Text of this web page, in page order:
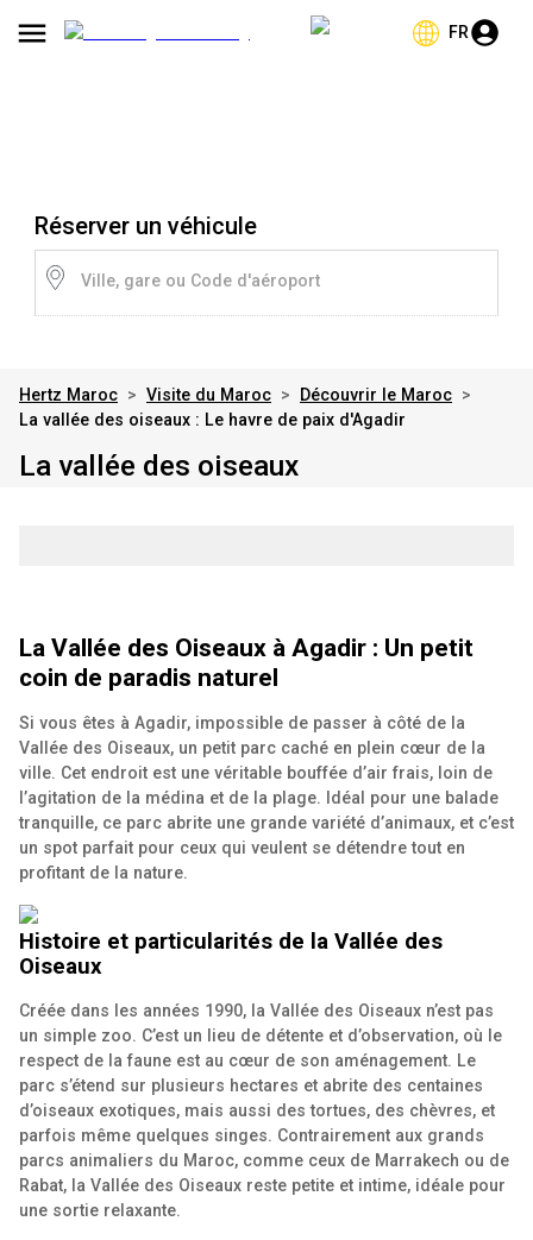
FR
Réserver un véhicule
Ville, gare ou Code d'aéroport
Hertz Maroc > Visite du Maroc > Découvrir le Maroc >
La vallée des oiseaux : Le havre de paix d'Agadir
La vallée des oiseaux
La Vallée des Oiseaux à Agadir : Un petit
coin de paradis naturel
Si vous êtes à Agadir, impossible de passer à côté de la
Vallée des Oiseaux, un petit parc caché en plein cœur de la
ville. Cet endroit est une véritable bouffée d’air frais, loin de
l’agitation de la médina et de la plage. Idéal pour une balade
tranquille, ce parc abrite une grande variété d’animaux, et c’est
un spot parfait pour ceux qui veulent se détendre tout en
profitant de la nature.
Histoire et particularités de la Vallée des
Oiseaux
Créée dans les années 1990, la Vallée des Oiseaux n’est pas
un simple zoo. C’est un lieu de détente et d’observation, où le
respect de la faune est au cœur de son aménagement. Le
parc s’étend sur plusieurs hectares et abrite des centaines
d’oiseaux exotiques, mais aussi des tortues, des chèvres, et
parfois même quelques singes. Contrairement aux grands
parcs animaliers du Maroc, comme ceux de Marrakech ou de
Rabat, la Vallée des Oiseaux reste petite et intime, idéale pour
une sortie relaxante.